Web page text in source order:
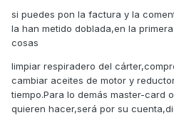
si puedes pon la factura y la
la han metido doblada,en la
cosas
limpiar respiradero del
cambiar aceites de motor y
tiempo.Para lo demás master-card
quieren hacer,será por su